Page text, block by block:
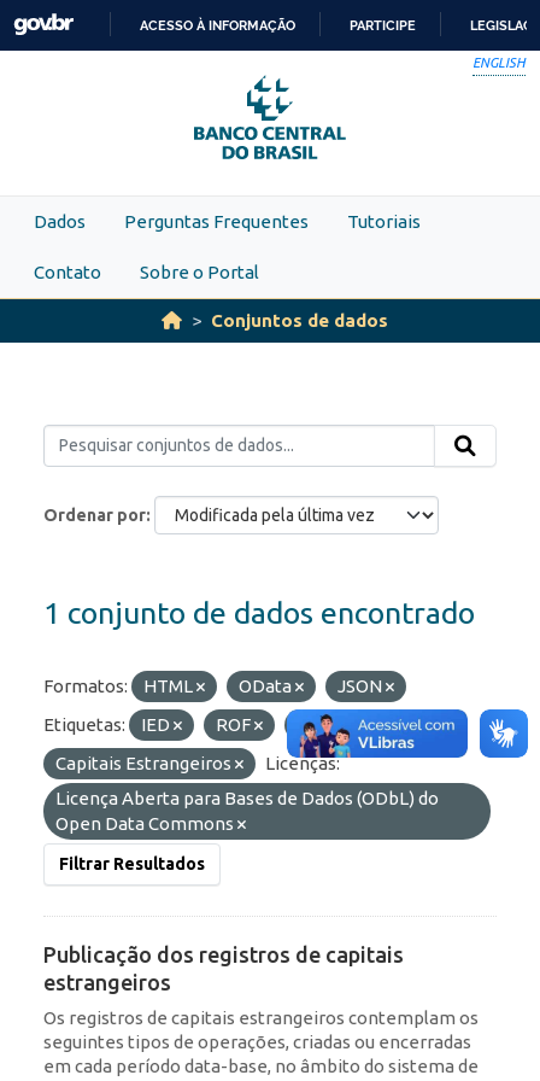
Skip to main content
PARA
O
CONTEÚDO
ACESSO À INFORMAÇÃO PARTICIPE
ENGLISH
Dados Perguntas Frequentes Tutoriais
Contato Sobre o Portal
Conjuntos de dados
Ordenar por
1 conjunto de dados encontrado
Formatos: HTML OData
JSON
Etiquetas:
IED ROF
Portfólio
Capitais Estrangeiros
Licenças:
Licença Aberta para Bases de Dados (ODbL) do
Open Data Commons
Filtrar Resultados
Publicação dos registros de capitais
estrangeiros
Os registros de capitais estrangeiros contemplam os
seguintes tipos de operações, criadas ou encerradas
em cada período data-base, no âmbito do sistema de